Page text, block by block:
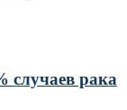
случаев рака